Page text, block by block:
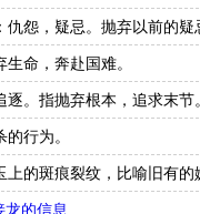
怨，疑忌。抛弃以前的疑
命，奔赴国难。
。指抛弃根本，追求末节。
行为。
上的斑痕裂纹，比喻旧有的
的信息